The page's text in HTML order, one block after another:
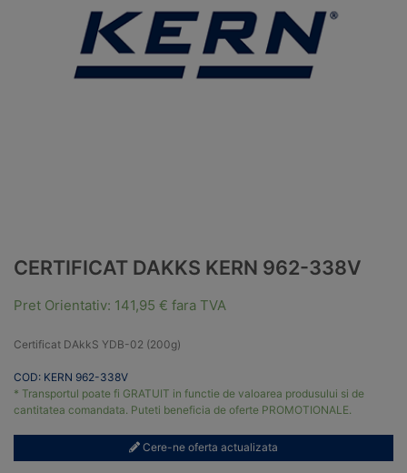
CERTIFICAT DAKKS KERN 962-338V
Pret Orientativ: 141,95 € fara TVA
Certificat DAkkS YDB-02 (200g)
COD: KERN 962-338V
* Transportul poate fi GRATUIT in functie de valoarea produsului si de
cantitatea comandata. Puteti beneficia de oferte PROMOTIONALE.
Cere-ne oferta actualizata